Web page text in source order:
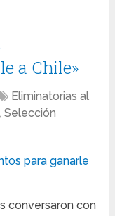
a Chile»
Eliminatorias al
,Selección
conversaron con